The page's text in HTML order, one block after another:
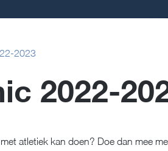
2023
2022-
atletiek kan doen? Doe dan mee